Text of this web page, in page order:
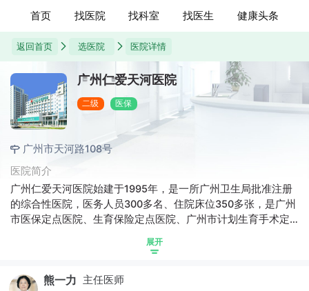
首页 找医院 找科室 找医生 健康头条
返回首页 选医院 医院详情
广州仁爱天河医院
二级 医保
广州市天河路108号
医院简介
广州仁爱天河医院始建于1995年，是一所广州卫生局批准注册
的综合性医院，医务人员300多名、住院床位350多张，是广州
市医保定点医院、生育保险定点医院、广州市计划生育手术定
科、儿科、体检科、私密整形和住院部等科室。
展开
熊一力 主任医师